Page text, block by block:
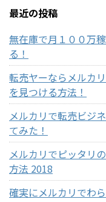
最近の投稿
無在庫で月１００万
る！
転売ヤーならメルカ
を見つける方法！
メルカリで転売ビジ
てみた！
メルカリでピッタリ
方法 2018
確実にメルカリでわ